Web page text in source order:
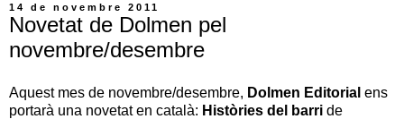
14 de novembre 2011
Novetat de Dolmen pel
novembre/desembre
Aquest mes de novembre/desembre, Dolmen Editorial ens
portarà una novetat en català: Històries del barri de